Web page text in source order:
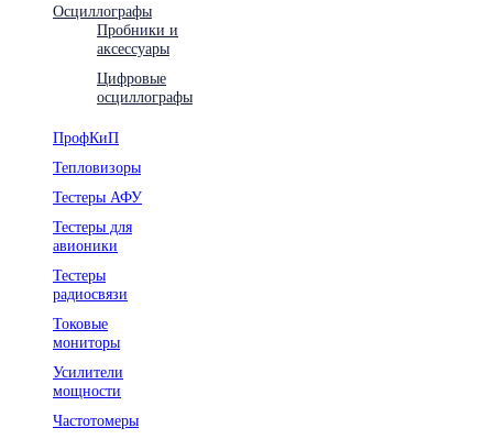
Осциллографы
Пробники и
аксессуары
Цифровые
осциллографы
ПрофКиП
Тепловизоры
Тестеры АФУ
Тестеры для
авионики
Тестеры
радиосвязи
Токовые
мониторы
Усилители
мощности
Частотомеры